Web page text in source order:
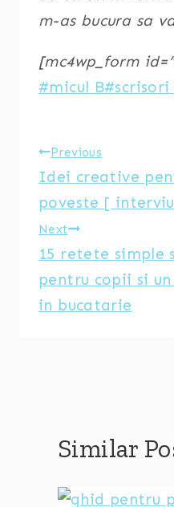
m-as bucura sa
[mc4wp_form
Post
#micul B#
Post
navigation
Previous
Idei creative
poveste [
Next
15 retete simple
pentru copii si
in bucatarie
Similar